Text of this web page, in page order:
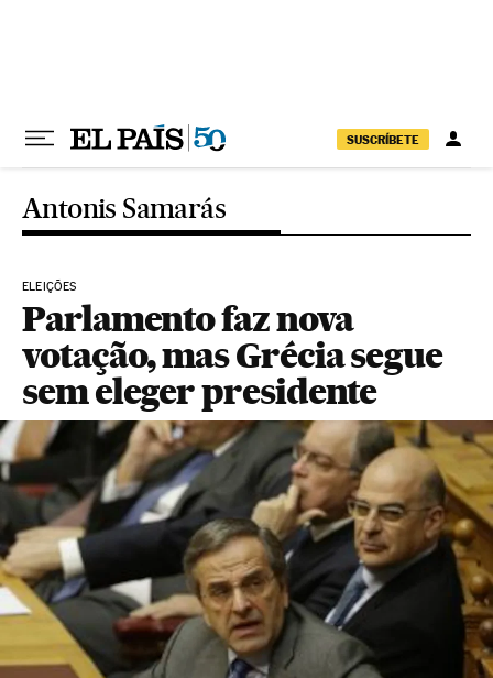
SUSCRÍBETE
Antonis Samarás
ELEIÇÕES
Parlamento faz nova
votação, mas Grécia segue
sem eleger presidente